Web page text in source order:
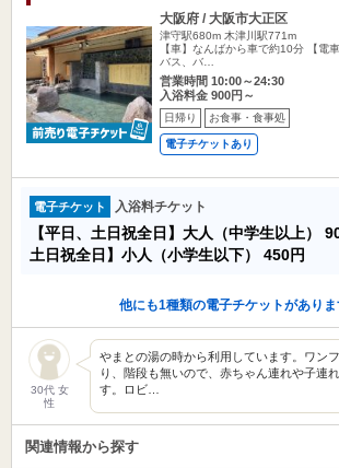
大阪府 / 大阪市大正区
津守駅680m 木津川駅771m
【車】なんばから車で約10分 【電
バス、バ…
営業時間 10:00～24:30
入浴料金 900円～
日帰り お食事・食事処
電子チケットあり
電子チケット 入浴料チケット
【平日、土日祝全日】大人（中学生以上）
土日祝全日】小人（小学生以下） 450円
他にも1種類の電子チケットがありま
30代 女
性
やまとの湯の時から利用しています。ワン
り、階段も無いので、赤ちゃん連れや子連
す。ロビ…
関連情報から探す